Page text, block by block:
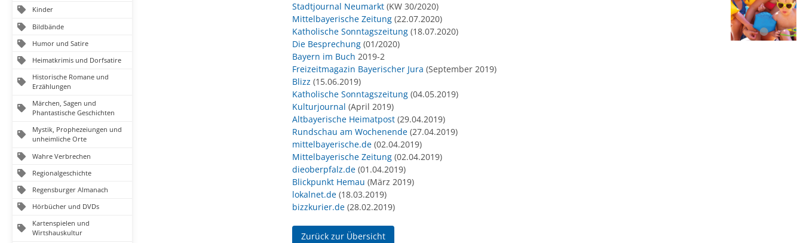
Kinder
Bildbände
Humor und Satire
Heimatkrimis und Dorfsatire
Historische Romane und
Erzählungen
Märchen, Sagen und
Phantastische Geschichten
Mystik, Prophezeiungen und
unheimliche Orte
Wahre Verbrechen
Regionalgeschichte
Regensburger Almanach
Hörbücher und DVDs
Kartenspielen und
Wirtshauskultur
Stadtjournal Neumarkt (KW 30/2020)
Mittelbayerische Zeitung (22.07.2020)
Katholische Sonntagszeitung (18.07.2020)
Die Besprechung (01/2020)
Bayern im Buch 2019-2
Freizeitmagazin Bayerischer Jura (September 2019)
Blizz (15.06.2019)
Katholische Sonntagszeitung (04.05.2019)
Kulturjournal (April 2019)
Altbayerische Heimatpost (29.04.2019)
Rundschau am Wochenende (27.04.2019)
mittelbayerische.de (02.04.2019)
Mittelbayerische Zeitung (02.04.2019)
dieoberpfalz.de (01.04.2019)
Blickpunkt Hemau (März 2019)
lokalnet.de (18.03.2019)
bizzkurier.de (28.02.2019)
Zurück zur Übersicht